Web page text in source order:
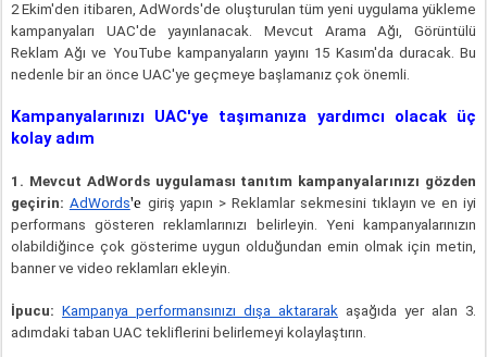
2 Ekim'den itibaren, AdWords'de oluşturulan tüm yeni uygulama yükleme
kampanyaları UAC'de yayınlanacak. Mevcut Arama Ağı, Görüntülü
Reklam Ağı ve YouTube kampanyaların yayını 15 Kasım'da duracak. Bu
nedenle bir an önce UAC'ye geçmeye başlamanız çok önemli.
Kampanyalarınızı UAC'ye taşımanıza yardımcı olacak üç
kolay adım
1. Mevcut AdWords uygulaması tanıtım kampanyalarınızı gözden
geçirin: AdWords'e giriş yapın > Reklamlar sekmesini tıklayın ve en iyi
performans gösteren reklamlarınızı belirleyin. Yeni kampanyalarınızın
olabildiğince çok gösterime uygun olduğundan emin olmak için metin,
banner ve video reklamları ekleyin.
İpucu: Kampanya performansınızı dışa aktararak aşağıda yer alan 3.
adımdaki taban UAC tekliflerini belirlemeyi kolaylaştırın.